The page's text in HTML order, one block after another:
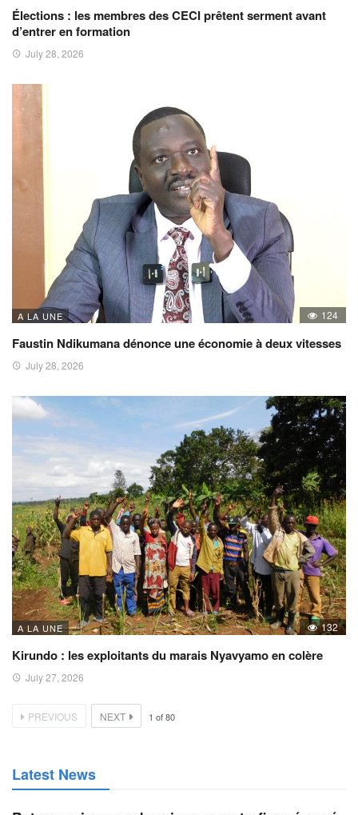
Élections : les membres des CECI prêtent serment avant
d’entrer en formation
July 28, 2026
A LA UNE 124
Faustin Ndikumana dénonce une économie à deux vitesses
July 28, 2026
A LA UNE 132
Kirundo : les exploitants du marais Nyavyamo en colère
July 27, 2026
PREVIOUS NEXT 1 of80
Latest News